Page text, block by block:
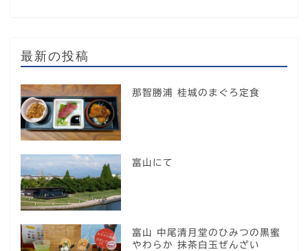
最新の投稿
那智勝浦 桂城のまぐろ定食
富山にて
富山 中尾清月堂のひみつの黒蜜
やわらか 抹茶白玉ぜんざい